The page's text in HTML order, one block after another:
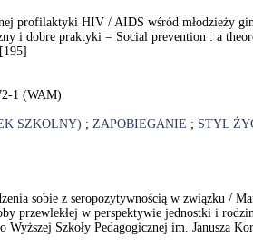
profilaktyki HIV / AIDS wśród młodzieży
i dobre praktyki = Social prevention : a
1 (WAM)
SZKOLNY) ; ZAPOBIEGANIE ; STYL
sobie z seropozytywnością w związku /
przewlekłej w perspektywie jednostki i
Szkoły Pedagogicznej im. Janusza